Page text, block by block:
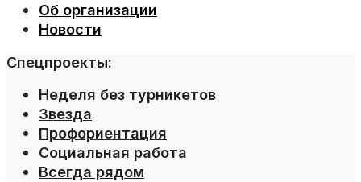
Об организации
Новости
Спецпроекты:
Неделя без турникетов
Звезда
Профориентация
Социальная работа
Всегда рядом